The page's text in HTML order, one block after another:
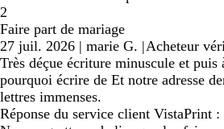
2
Faire part de mariage
27 juil. 2026 | marie G. |Acheteur
Très déçue écriture minuscule et puis
pourquoi écrire de Et notre adresse
lettres immenses.
Réponse du service client VistaPrint :